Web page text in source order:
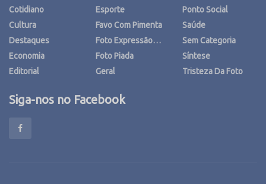
Cotidiano
Cultura
Destaques
Economia
Editorial
Esporte
Favo Com Pimenta
Foto Expressão…
Foto Piada
Geral
Ponto Social
Saúde
Sem Categoria
Síntese
Tristeza Da Foto
Siga-nos no Facebook